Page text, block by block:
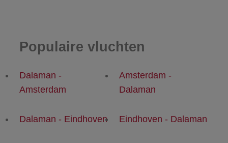
Populaire vluchten
Dalaman -
Amsterdam
Amsterdam -
Dalaman
Dalaman - Eindhoven Eindhoven - Dalaman